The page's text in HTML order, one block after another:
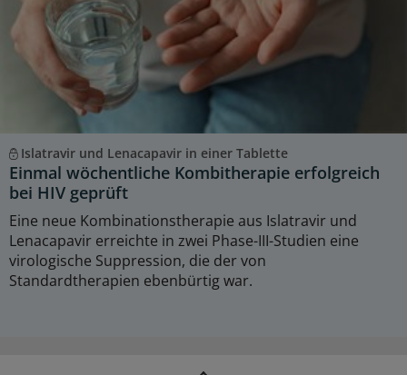
Islatravir und Lenacapavir in einer Tablette
Einmal wöchentliche Kombitherapie erfolgreich
bei HIV geprüft
Eine neue Kombinationstherapie aus Islatravir und
Lenacapavir erreichte in zwei Phase-III-Studien eine
virologische Suppression, die der von
Standardtherapien ebenbürtig war.